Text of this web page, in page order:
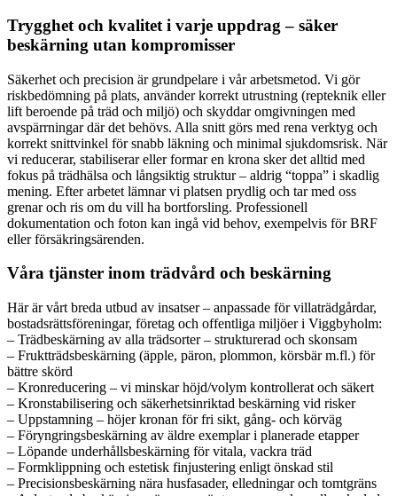
Trygghet och kvalitet i varje uppdrag – säker
beskärning utan kompromisser
Säkerhet och precision är grundpelare i vår arbetsmetod. Vi gör
riskbedömning på plats, använder korrekt utrustning (repteknik eller
lift beroende på träd och miljö) och skyddar omgivningen med
avspärrningar där det behövs. Alla snitt görs med rena verktyg och
korrekt snittvinkel för snabb läkning och minimal sjukdomsrisk. När
vi reducerar, stabiliserar eller formar en krona sker det alltid med
fokus på trädhälsa och långsiktig struktur – aldrig “toppa” i skadlig
mening. Efter arbetet lämnar vi platsen prydlig och tar med oss
grenar och ris om du vill ha bortforsling. Professionell
dokumentation och foton kan ingå vid behov, exempelvis för BRF
eller försäkringsärenden.
Våra tjänster inom trädvård och beskärning
Här är vårt breda utbud av insatser – anpassade för villaträdgårdar,
bostadsrättsföreningar, företag och offentliga miljöer i Viggbyholm:
– Trädbeskärning av alla trädsorter – strukturerad och skonsam
– Fruktträdsbeskärning (äpple, päron, plommon, körsbär m.fl.) för
bättre skörd
– Kronreducering – vi minskar höjd/volym kontrollerat och säkert
– Kronstabilisering och säkerhetsinriktad beskärning vid risker
– Uppstamning – höjer kronan för fri sikt, gång- och körväg
– Föryngringsbeskärning av äldre exemplar i planerade etapper
– Löpande underhållsbeskärning för vitala, vackra träd
– Formklippning och estetisk finjustering enligt önskad stil
– Precisionsbeskärning nära husfasader, elledningar och tomtgräns